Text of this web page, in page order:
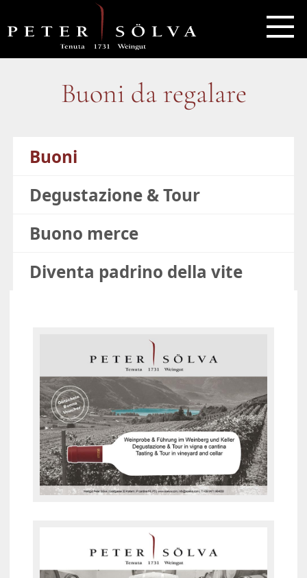
Buoni da regalare
Buoni
Degustazione & Tour
Buono merce
Diventa padrino della vite